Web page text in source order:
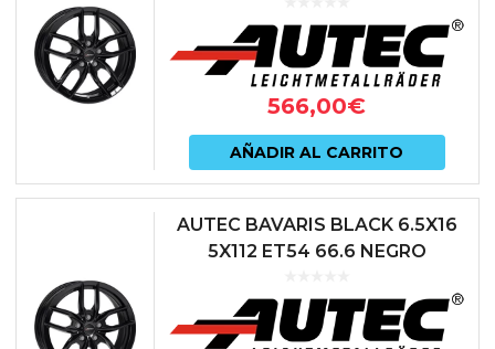
566,00€
AÑADIR AL CARRITO
AUTEC BAVARIS BLACK 6.5X16
5X112 ET54 66.6 NEGRO